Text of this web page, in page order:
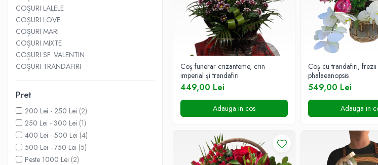
CUTII TRANDAFIRI
INIMI DIN TRANDAFIRI
TRANDAFIRI CRIOGENAȚI
TRANDAFIRI LA FIR
BUCHETE AMARYLLIS
BUCHETE BUJORI
BUCHETE CORPORATE
BUCHETE CRINI
BUCHETE CRIZANTEME
COȘURI LALELE
COȘURI LOVE
COȘURI MARI
COȘURI MIXTE
COȘURI SF. VALENTIN
COȘURI TRANDAFIRI
Pret
200 Lei - 250 Lei (2)
250 Lei - 300 Lei (1)
400 Lei - 500 Lei (4)
500 Lei - 750 Lei (5)
Peste 1000 Lei (2)
Coș funerar crizanteme, crin
imperial și trandafiri
449,00 Lei
Adauga in cos
Coș cu trandafiri,
phalaeanopsis
549,00 Lei
Adauga in